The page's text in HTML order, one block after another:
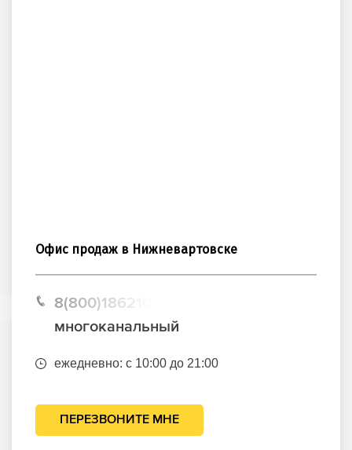
Офис продаж в Нижневартовске
8(800)1862102
многоканальный
ежедневно: с 10:00 до 21:00
ПЕРЕЗВОНИТЕ МНЕ